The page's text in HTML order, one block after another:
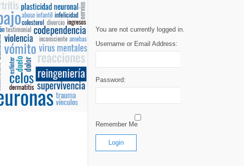
You are not currently logged in.
Username or Email Address:
Password:
Remember Me